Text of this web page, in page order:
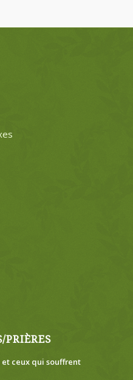
PRIÈRES
ceux qui souffrent